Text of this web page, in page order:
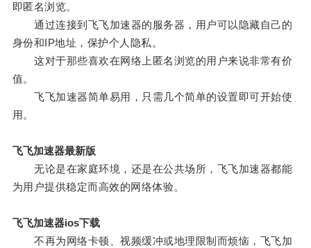
即匿名浏览。
通过连接到飞飞加速器的服务器，用户可以隐藏自己的
身份和IP地址，保护个人隐私。
这对于那些喜欢在网络上匿名浏览的用户来说非常有价
值。
飞飞加速器简单易用，只需几个简单的设置即可开始使
用。
飞飞加速器最新版
无论是在家庭环境，还是在公共场所，飞飞加速器都能
为用户提供稳定而高效的网络体验。
飞飞加速器ios下载
不再为网络卡顿、视频缓冲或地理限制而烦恼，飞飞加